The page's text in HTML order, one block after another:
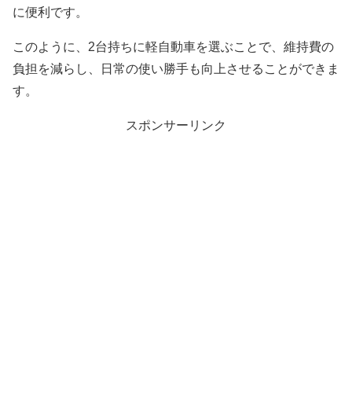
に便利です。
このように、2台持ちに軽自動車を選ぶことで、維持費の
負担を減らし、日常の使い勝手も向上させることができま
す。
スポンサーリンク